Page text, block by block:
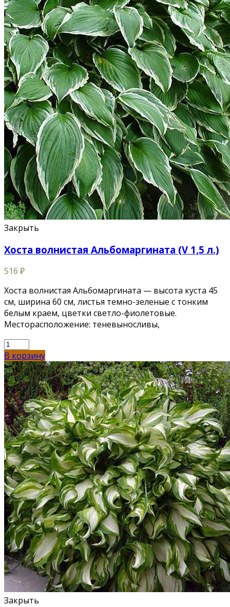
Закрыть
Хоста волнистая Альбомаргината (V 1,5 л.)
516 ₽
Хоста волнистая Альбомаргината — высота куста 45
см, ширина 60 см, листья темно-зеленые с тонким
белым краем, цветки светло-фиолетовые.
Месторасположение: теневыносливы,
В корзину
Закрыть